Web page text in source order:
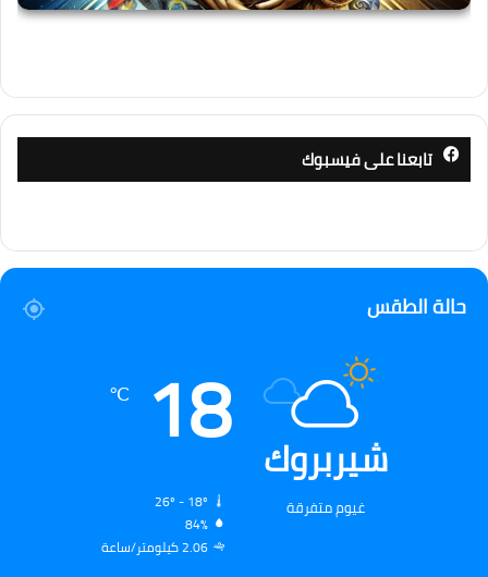
تابعنا على فيسبوك
حالة الطقس
شيربروك
غيوم متفرقة
18
℃
84%
2.06 كيلومتر/ساعة